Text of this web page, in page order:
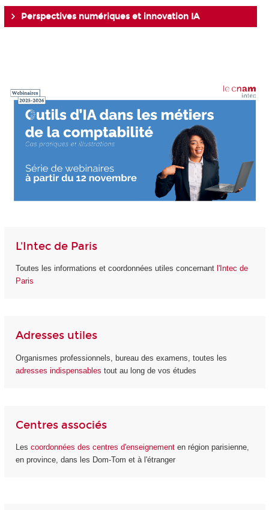
Perspectives numériques et innovation IA
L'Intec de Paris
Toutes les informations et coordonnées utiles concernant l'Intec de
Paris
Adresses utiles
Organismes professionnels, bureau des examens, toutes les
adresses indispensables tout au long de vos études
Centres associés
Les coordonnées des centres d'enseignement en région parisienne,
en province, dans les Dom-Tom et à l'étranger